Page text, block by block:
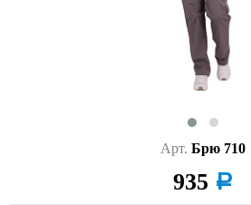
Арт. Брю 710
935 a